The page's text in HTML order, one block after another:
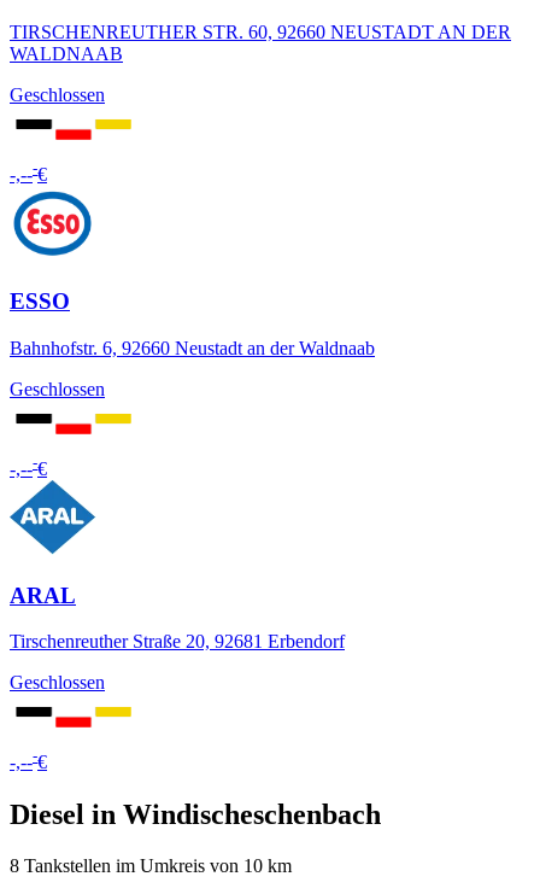
TIRSCHENREUTHER STR. 60, 92660 NEUSTADT AN DER
WALDNAAB
Geschlossen
-,---€
ESSO
Bahnhofstr. 6, 92660 Neustadt an der Waldnaab
Geschlossen
-,---€
ARAL
Tirschenreuther Straße 20, 92681 Erbendorf
Geschlossen
-,---€
Diesel in Windischeschenbach
8 Tankstellen im Umkreis von 10 km